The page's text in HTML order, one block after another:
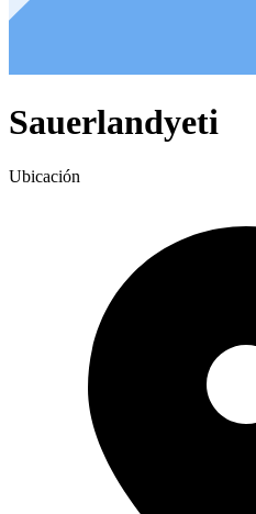
Sauerlandyeti
Ubicación